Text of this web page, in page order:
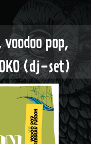
voodoo pop,
(dj-set)